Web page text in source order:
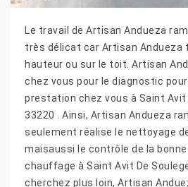
Le travail de Artisan Andueza
très délicat car Artisan Andueza
hauteur ou sur le toit. Artisan
chez vous pour le diagnostic
prestation chez vous à Saint Avit
33220 . Ainsi, Artisan Andueza
seulement réalise le nettoyage
maisaussi le contrôle de la
chauffage à Saint Avit De
cherchez plus loin, Artisan